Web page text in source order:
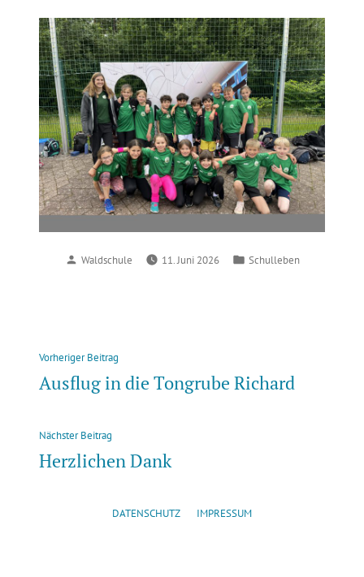
Verfasst
Waldschule 11. Juni 2026
Veröffentlicht
Schulleben
Beitragsnavigation
Vorheriger Beitrag
Beitrag:
Ausflug in die Tongrube Richard
Nächster Beitrag
Beitrag:
Herzlichen Dank
DATENSCHUTZ IMPRESSUM